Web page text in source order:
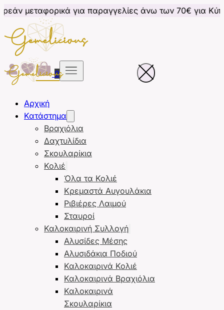
για παραγγελίες άνω των 70€ για Κύπρο
0
Αρχική
Κατάστημα
Βραχιόλια
Δαχτυλίδια
Σκουλαρίκια
Κολιέ
Όλα τα Κολιέ
Κρεμαστά Αυγουλάκια
Ριβιέρες Λαιμού
Σταυροί
Καλοκαιρινή Συλλογή
Αλυσίδες Μέσης
Αλυσιδάκια Ποδιού
Καλοκαιρινά Κολιέ
Καλοκαιρινά Βραχιόλια
Καλοκαιρινά
Σκουλαρίκια